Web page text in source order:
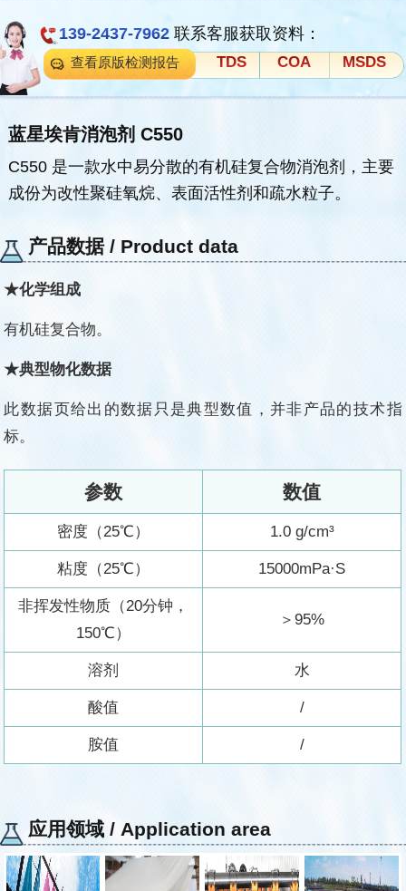
139-2437-7962联系客服获取资料：
查看原版检测报告 TDS COA MSDS
蓝星埃肯消泡剂 C550
C550 是一款水中易分散的有机硅复合物消泡剂，主要
成份为改性聚硅氧烷、表面活性剂和疏水粒子。
产品数据 / Product data
★化学组成
有机硅复合物。
★典型物化数据
此数据页给出的数据只是典型数值，并非产品的技术指
标。
参数 数值
密度（25℃） 1.0 g/cm³
粘度（25℃） 15000mPa·S
非挥发性物质（20分钟，
150℃）
＞95%
溶剂 水
酸值 /
胺值 /
应用领域 / Application area